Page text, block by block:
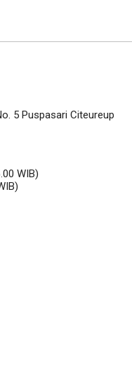
5 Puspasari Citeureup
WIB)